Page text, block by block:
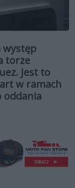
występ
torze
Jest to
w ramach
oddania